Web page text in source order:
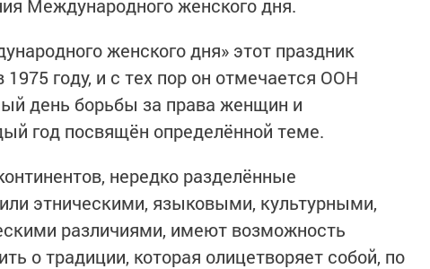
Международного женского дня.
женского дня» этот праздник
году, и с тех пор он отмечается ООН
день борьбы за права женщин и
год посвящён определённой теме.
нередко разделённые
этническими, языковыми, культурными,
различиями, имеют возможность
о традиции, которая олицетворяет собой, по